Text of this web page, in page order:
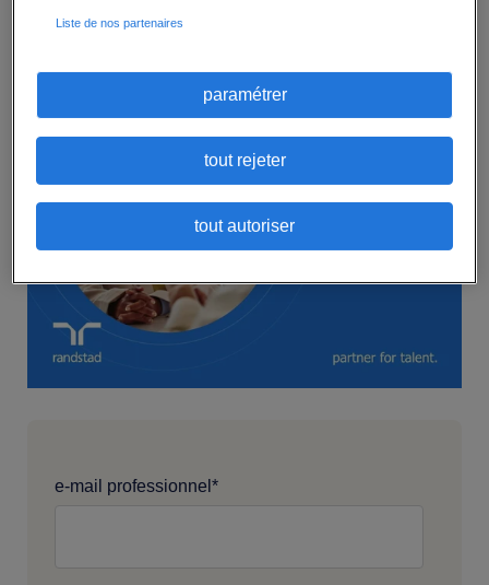
e-mail professionnel *
Liste de nos partenaires
paramétrer
tout rejeter
tout autoriser